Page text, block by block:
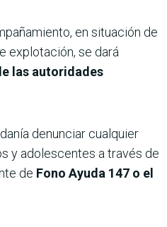
en situación de
explotación, se dará
las autoridades
denunciar cualquier
y adolescentes a través de
de Fono Ayuda 147 o el